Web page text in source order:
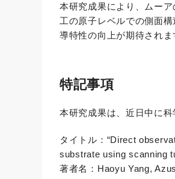
本研究成果により、ムー
工の原子レベルでの側面
導特性の向上が期待されま
特記事項
本研究成果は、近日中に
タイトル：“Direct
substrate using scanning
著者名：Haoyu Yang,